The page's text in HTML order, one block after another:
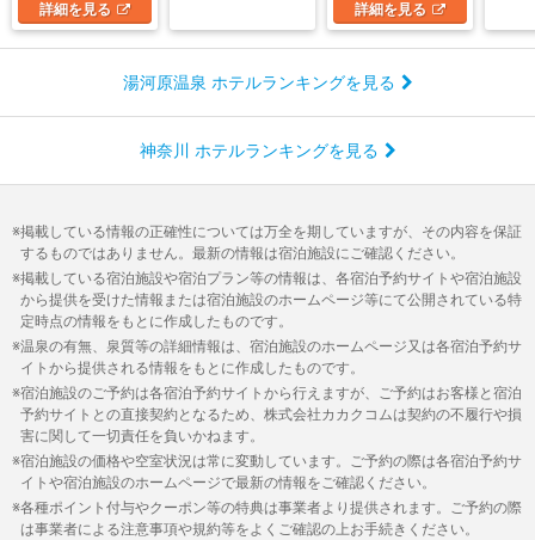
詳細を見る
詳細を見る
湯河原温泉 ホテルランキングを見る
神奈川 ホテルランキングを見る
掲載している情報の正確性については万全を期していますが、その内容を保証
するものではありません。最新の情報は宿泊施設にご確認ください。
掲載している宿泊施設や宿泊プラン等の情報は、各宿泊予約サイトや宿泊施設
から提供を受けた情報または宿泊施設のホームページ等にて公開されている特
定時点の情報をもとに作成したものです。
温泉の有無、泉質等の詳細情報は、宿泊施設のホームページ又は各宿泊予約サ
イトから提供される情報をもとに作成したものです。
宿泊施設のご予約は各宿泊予約サイトから行えますが、ご予約はお客様と宿泊
予約サイトとの直接契約となるため、株式会社カカクコムは契約の不履行や損
害に関して一切責任を負いかねます。
宿泊施設の価格や空室状況は常に変動しています。ご予約の際は各宿泊予約サ
イトや宿泊施設のホームページで最新の情報をご確認ください。
各種ポイント付与やクーポン等の特典は事業者より提供されます。ご予約の際
は事業者による注意事項や規約等をよくご確認の上お手続きください。